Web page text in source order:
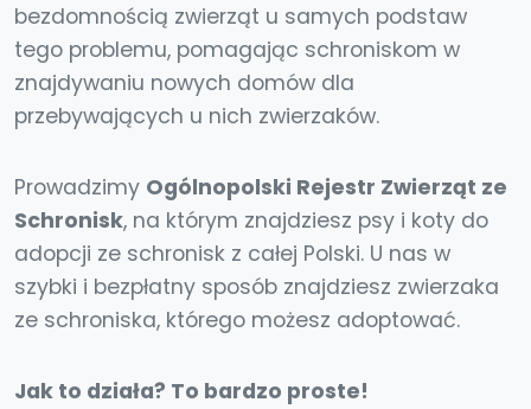
bezdomnością zwierząt u samych podstaw
tego problemu, pomagając schroniskom w
znajdywaniu nowych domów dla
przebywających u nich zwierzaków.
Prowadzimy Ogólnopolski Rejestr Zwierząt ze
Schronisk, na którym znajdziesz psy i koty do
adopcji ze schronisk z całej Polski. U nas w
szybki i bezpłatny sposób znajdziesz zwierzaka
ze schroniska, którego możesz adoptować.
Jak to działa? To bardzo proste!